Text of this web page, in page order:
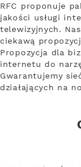
RFC proponuje
jakości usługi
telewizyjnych.
ciekawą
Propozycja dla
internetu do
Gwarantujemy
działających na